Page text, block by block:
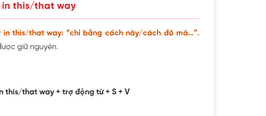
in this/that way
in this/that way: “chỉ bằng cách này/cách đó mà…”.
giữ nguyên.
this/that way + trợ động từ + S + V